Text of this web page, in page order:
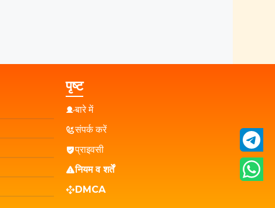
पृष्ट
बारे में
संपर्क करें
प्राइवसी
नियम व शर्तें
DMCA